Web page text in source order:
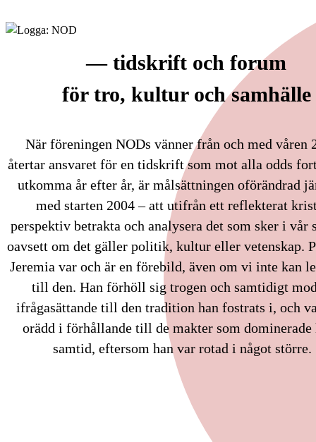
— tidskrift och forum
för tro, kultur och samhälle
När föreningen NODs vännerfrån och med våren
återtar ansvaret för en tidskrift som mot alla odds
utkomma år efter år, är målsättningen oförändrad
med starten 2004 – att utifrån ett reflekterat
perspektiv betrakta och analysera det som sker i vår
oavsett om det gäller politik, kultur eller vetenskap.
Jeremia var och är en förebild, även om vi inte kan
till den. Han förhöll sig trogen och samtidigt
ifrågasättande till den tradition han fostrats i, och
orädd i förhållande till de makter som dominerade
samtid, eftersom han var rotad i något större.